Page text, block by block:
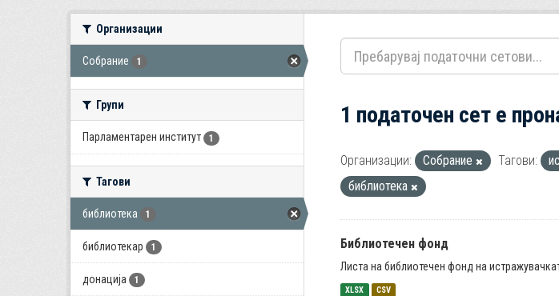
Организации
Собрание 1
Групи
Парламентарен институт 1
Тагови
библиотека 1
библиотекар 1
донација 1
1 податочен сет е
Организации: Собрание Тагови:
библиотека
Библиотечен фонд
Листа на библиотечен фонд на
XLSX CSV